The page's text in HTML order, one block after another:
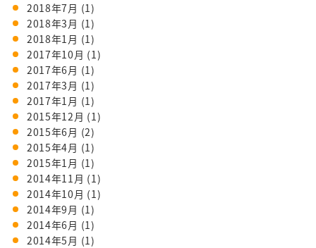
2018年7月 (1)
2018年3月 (1)
2018年1月 (1)
2017年10月 (1)
2017年6月 (1)
2017年3月 (1)
2017年1月 (1)
2015年12月 (1)
2015年6月 (2)
2015年4月 (1)
2015年1月 (1)
2014年11月 (1)
2014年10月 (1)
2014年9月 (1)
2014年6月 (1)
2014年5月 (1)